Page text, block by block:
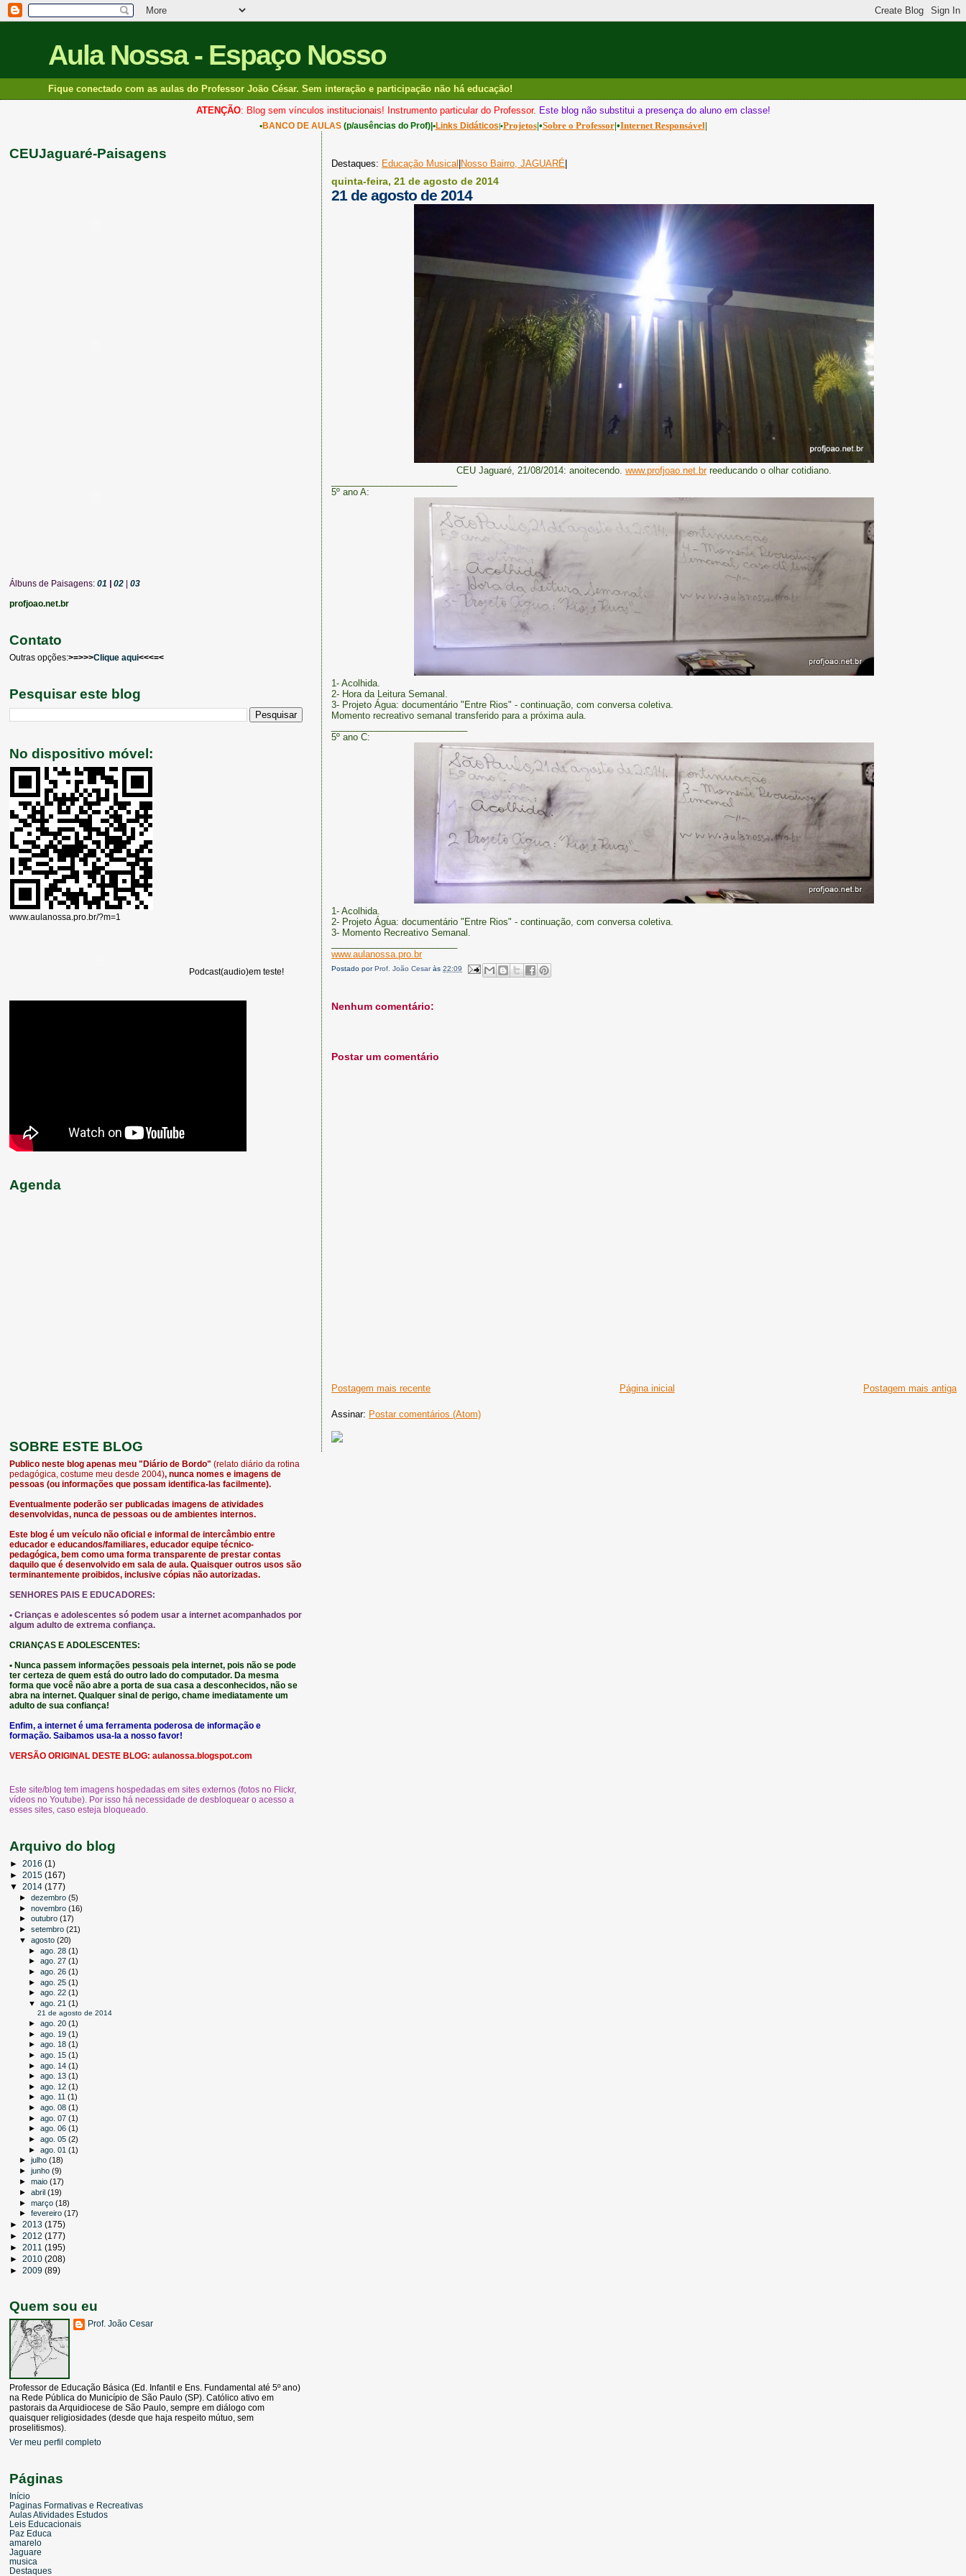
Aula Nossa - Espaço Nosso
Fique conectado com as aulas do Professor João César. Sem interação e participação não há educação!
ATENÇÃO: Blog sem vínculos institucionais! Instrumento particular do Professor. Este blog não substitui a presença do aluno em classe!
•BANCO DE AULAS(p/ausências do Prof)|•Links Didáticos|•Projetos|•Sobre o Professor|•Internet Responsável|
Destaques: Educação Musical|Nosso Bairro, JAGUARÉ|
quinta-feira, 21 de agosto de 2014
21 de agosto de 2014
CEU Jaguaré, 21/08/2014: anoitecendo.www.profjoao.net.brreeducando o olhar cotidiano.
5º ano A:
1- Acolhida.
2- Hora da Leitura Semanal.
3- Projeto Água: documentário "Entre Rios" - continuação, com conversa coletiva.
Momento recreativo semanal transferido para a próxima aula.
5º ano C:
1- Acolhida.
2- Projeto Água: documentário "Entre Rios" - continuação, com conversa coletiva.
3- Momento Recreativo Semanal.
www.aulanossa.pro.br
Postado porProf. João Cesar às22:09
Nenhum comentário:
Postar um comentário
Postagem mais recente Postagem mais antiga
Página inicial
Assinar: Postar comentários (Atom)
CEUJaguaré-Paisagens
Álbuns de Paisagens: 01 02
03
profjoao.net.br
Contato
Outras opções:>=>>>Clique aqui<<<=<
Pesquisar este blog
No dispositivo móvel:
www.aulanossa.pro.br/?m=1
Podcast(audio)em teste!
Agenda
SOBRE ESTE BLOG
Publico neste blog apenas meu "Diário de Bordo" (relato diário da rotina
pedagógica, costume meu desde 2004), nunca nomes e imagens de
pessoas (ou informações que possam identifica-las facilmente).
Eventualmente poderão ser publicadas imagens de atividades
desenvolvidas, nunca de pessoas ou de ambientes internos.
Este blog é um veículo não oficial e informal de intercâmbio entre
educador e educandos/familiares, educador equipe técnico-
pedagógica, bem como uma forma transparente de prestar contas
daquilo que é desenvolvido em sala de aula. Quaisquer outros usos são
terminantemente proibidos, inclusive cópias não autorizadas.
SENHORES PAIS E EDUCADORES:
• Crianças e adolescentes só podem usar a internet acompanhados por
algum adulto de extrema confiança.
CRIANÇAS E ADOLESCENTES:
• Nunca passem informações pessoais pela internet, pois não se pode
ter certeza de quem está do outro lado do computador. Da mesma
forma que você não abre a porta de sua casa a desconhecidos, não se
abra na internet. Qualquer sinal de perigo, chame imediatamente um
adulto de sua confiança!
Enfim, a internet é uma ferramenta poderosa de informação e
formação. Saibamos usa-la a nosso favor!
VERSÃO ORIGINAL DESTE BLOG: aulanossa.blogspot.com
Este site/blog tem imagens hospedadas em sites externos (fotos no Flickr,
vídeos no Youtube). Por isso há necessidade de desbloquear o acesso a
esses sites, caso esteja bloqueado.
Arquivo do blog
► 2016 (1)
► 2015 (167)
▼ 2014 (177)
►dezembro(5)
►novembro(16)
►outubro(17)
►setembro(21)
▼agosto(20)
►ago. 28(1)
►ago. 27(1)
►ago. 26(1)
►ago. 25(1)
►ago. 22(1)
▼ago. 21(1)
21 de agosto de 2014
►ago. 20(1)
►ago. 19(1)
►ago. 18(1)
►ago. 15(1)
►ago. 14(1)
►ago. 13(1)
►ago. 12(1)
►ago. 11(1)
►ago. 08(1)
►ago. 07(1)
►ago. 06(1)
►ago. 05(2)
►ago. 01(1)
►julho(18)
►junho(9)
►maio(17)
►abril(19)
►março(18)
►fevereiro(17)
► 2013 (175)
► 2012 (177)
► 2011 (195)
► 2010 (208)
► 2009 (89)
Quem sou eu
Prof. João Cesar
Professor de Educação Básica (Ed. Infantil e Ens. Fundamental até 5º ano)
na Rede Pública do Município de São Paulo (SP). Católico ativo em
pastorais da Arquidiocese de São Paulo, sempre em diálogo com
quaisquer religiosidades (desde que haja respeito mútuo, sem
proselitismos).
Ver meu perfil completo
Páginas
Início
Paginas Formativas e Recreativas
Aulas Atividades Estudos
Leis Educacionais
Paz Educa
amarelo
Jaguare
musica
Destaques